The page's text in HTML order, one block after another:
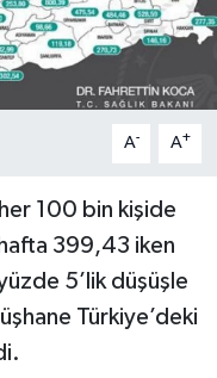
A- A+
100 bin kişide
399,43 iken
5’lik düşüşle
Türkiye’deki